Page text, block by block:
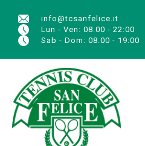
info@tcsanfelice.it
Lun - Ven: 08.00 - 22:00
Sab - Dom: 08.00 - 19:00